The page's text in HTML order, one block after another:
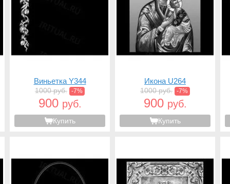
Виньетка Y344
1000 руб. -7%
900 руб.
Купить
Икона U264
1000 руб. -7%
900 руб.
Купить